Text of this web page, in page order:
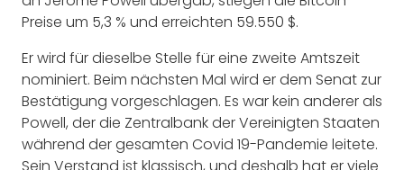
Preise um 5,3 % und erreichten 59.550 $.
Er wird für dieselbe Stelle für eine zweite Amtszeit
nominiert. Beim nächsten Mal wird er dem Senat zur
Bestätigung vorgeschlagen. Es war kein anderer als
Powell, der die Zentralbank der Vereinigten Staaten
während der gesamten Covid 19-Pandemie leitete.